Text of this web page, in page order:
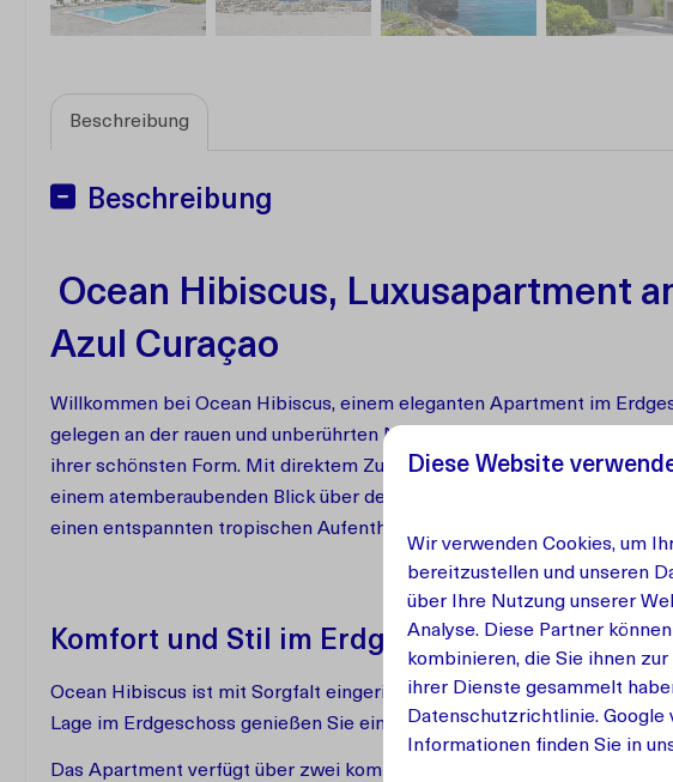
Beschreibung
Beschreibung
Ocean Hibiscus, Luxusapartment
Azul Curaçao
Willkommen bei Ocean Hibiscus, einem eleganten Apartment im
gelegen an der rauen und unberührten Nordwestküste von Curaçao.
ihrer schönsten Form. Mit direktem Zugang zum Meer, einem
einem atemberaubenden Blick über den Ozean und die Berglandschaft
einen entspannten tropischen Aufenthalt.
Komfort und Stil im Erdgeschoss
Ocean Hibiscus ist mit Sorgfalt eingerichtet und bietet allen Komfort
Lage im Erdgeschoss genießen Sie eine großzügige Terrasse, auf der
Das Apartment verfügt über zwei komfortable Schlafzimmer, eines
Diese Website
Wir verwenden Cookies, um
bereitzustellen und unseren
über Ihre Nutzung unserer
Analyse. Diese Partner
kombinieren, die Sie ihnen
ihrer Dienste gesammelt
Datenschutzrichtlinie. Google
Informationen finden Sie in